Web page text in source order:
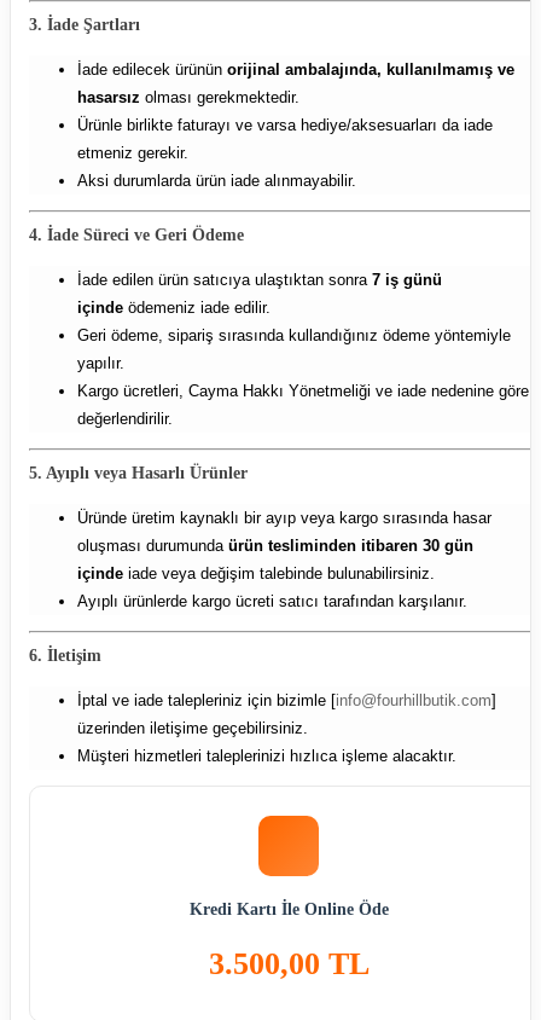
3. İade Şartları
İade edilecek ürünün orijinal ambalajında, kullanılmamış ve
hasarsız olması gerekmektedir.
Ürünle birlikte faturayı ve varsa hediye/aksesuarları da iade
etmeniz gerekir.
Aksi durumlarda ürün iade alınmayabilir.
4. İade Süreci ve Geri Ödeme
İade edilen ürün satıcıya ulaştıktan sonra 7 iş günü
içinde ödemeniz iade edilir.
Geri ödeme, sipariş sırasında kullandığınız ödeme yöntemiyle
yapılır.
Kargo ücretleri, Cayma Hakkı Yönetmeliği ve iade nedenine göre
değerlendirilir.
5. Ayıplı veya Hasarlı Ürünler
Üründe üretim kaynaklı bir ayıp veya kargo sırasında hasar
oluşması durumunda ürün tesliminden itibaren 30 gün
içinde iade veya değişim talebinde bulunabilirsiniz.
Ayıplı ürünlerde kargo ücreti satıcı tarafından karşılanır.
6. İletişim
İptal ve iade talepleriniz için bizimle [info@fourhillbutik.com]
üzerinden iletişime geçebilirsiniz.
Müşteri hizmetleri taleplerinizi hızlıca işleme alacaktır.
Kredi Kartı İle Online Öde
3.500,00 TL